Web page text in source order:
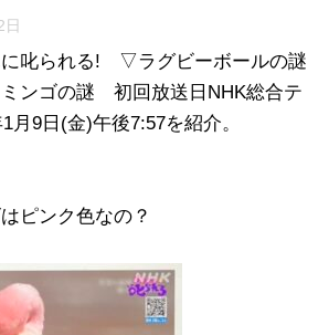
に叱られる! ▽ラグビーボールの謎
ンゴの謎 初回放送日NHK総合テ
月9日(金)午後7:57を紹介。
ピンク色なの？